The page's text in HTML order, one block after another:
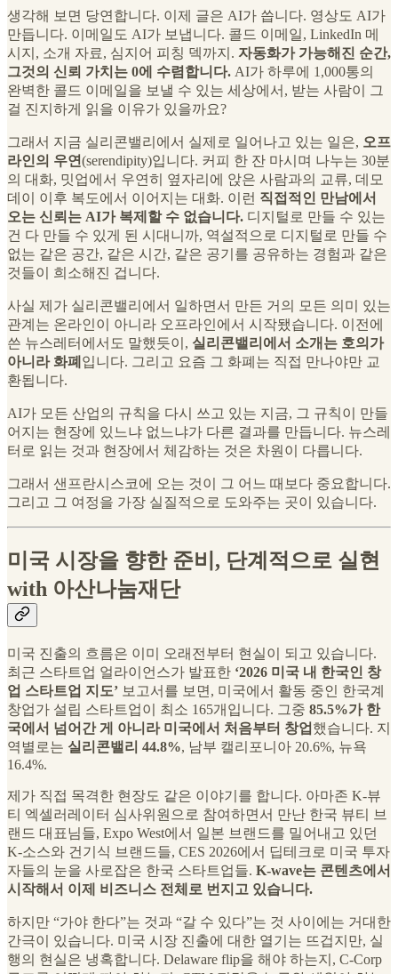
생각해 보면 당연합니다. 이제 글은 AI가 씁니다. 영상도 AI가
만듭니다. 이메일도 AI가 보냅니다. 콜드 이메일, LinkedIn 메
시지, 소개 자료, 심지어 피칭 덱까지. 자동화가 가능해진 순간,
그것의 신뢰 가치는 0에 수렴합니다. AI가 하루에 1,000통의
완벽한 콜드 이메일을 보낼 수 있는 세상에서, 받는 사람이 그
걸 진지하게 읽을 이유가 있을까요?
그래서 지금 실리콘밸리에서 실제로 일어나고 있는 일은, 오프
라인의 우연(serendipity)입니다. 커피 한 잔 마시며 나누는 30분
의 대화, 밋업에서 우연히 옆자리에 앉은 사람과의 교류, 데모
데이 이후 복도에서 이어지는 대화. 이런 직접적인 만남에서
오는 신뢰는 AI가 복제할 수 없습니다. 디지털로 만들 수 있는
건 다 만들 수 있게 된 시대니까, 역설적으로 디지털로 만들 수
없는 같은 공간, 같은 시간, 같은 공기를 공유하는 경험과 같은
것들이 희소해진 겁니다.
사실 제가 실리콘밸리에서 일하면서 만든 거의 모든 의미 있는
관계는 온라인이 아니라 오프라인에서 시작됐습니다. 이전에
쓴 뉴스레터에서도 말했듯이, 실리콘밸리에서 소개는 호의가
아니라 화폐 입니다. 그리고 요즘 그 화폐는 직접 만나야만 교
환됩니다.
AI가 모든 산업의 규칙을 다시 쓰고 있는 지금, 그 규칙이 만들
어지는 현장에 있느냐 없느냐가 다른 결과를 만듭니다. 뉴스레
터로 읽는 것과 현장에서 체감하는 것은 차원이 다릅니다.
그래서 샌프란시스코에 오는 것이 그 어느 때보다 중요합니다.
그리고 그 여정을 가장 실질적으로 도와주는 곳이 있습니다.
미국 시장을 향한 준비, 단계적으로 실현
with 아산나눔재단
미국 진출의 흐름은 이미 오래전부터 현실이 되고 있습니다.
최근 스타트업 얼라이언스가 발표한 ‘2026 미국 내 한국인 창
업 스타트업 지도’ 보고서를 보면, 미국에서 활동 중인 한국계
창업가 설립 스타트업이 최소 165개입니다. 그중 85.5%가 한
국에서 넘어간 게 아니라 미국에서 처음부터 창업 했습니다. 지
역별로는 실리콘밸리 44.8%, 남부 캘리포니아 20.6%, 뉴욕
16.4%.
제가 직접 목격한 현장도 같은 이야기를 합니다. 아마존 K-뷰
티 엑셀러레이터 심사위원으로 참여하면서 만난 한국 뷰티 브
랜드 대표님들, Expo West에서 일본 브랜드를 밀어내고 있던
K-소스와 건기식 브랜드들, CES 2026에서 딥테크로 미국 투자
자들의 눈을 사로잡은 한국 스타트업들. K-wave는 콘텐츠에서
시작해서 이제 비즈니스 전체로 번지고 있습니다.
하지만 “가야 한다”는 것과 “갈 수 있다”는 것 사이에는 거대한
간극이 있습니다. 미국 시장 진출에 대한 열기는 뜨겁지만, 실
행의 현실은 냉혹합니다. Delaware flip을 해야 하는지, C-Corp